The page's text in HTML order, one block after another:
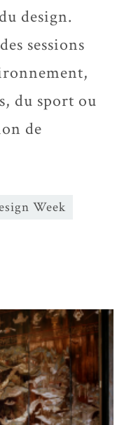
design.
sessions
du sport ou
de
Week